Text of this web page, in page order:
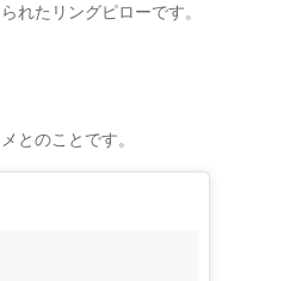
れたリングピローです。
とのことです。